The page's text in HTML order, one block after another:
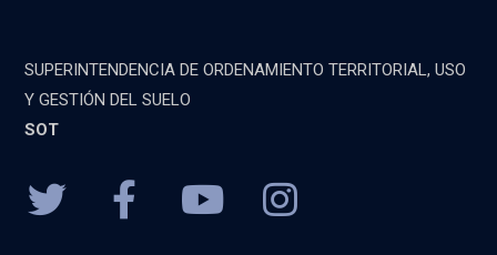
SUPERINTENDENCIA DE ORDENAMIENTO TERRITORIAL, USO
Y GESTIÓN DEL SUELO
SOT